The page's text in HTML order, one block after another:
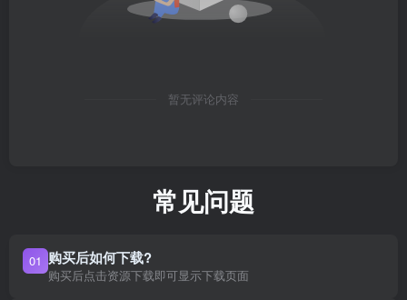
暂无评论内容
常见问题
01 购买后如何下载?
购买后点击资源下载即可显示下载页面